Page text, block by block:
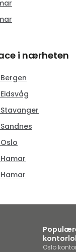
i nærheten
Oslo